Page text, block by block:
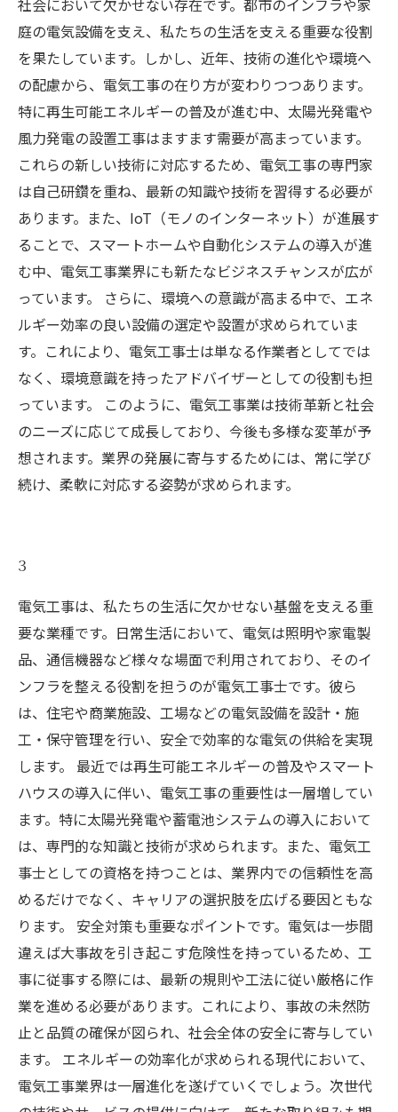
社会において欠かせない存在です。都市のインフラや家
庭の電気設備を支え、私たちの生活を支える重要な役割
を果たしています。しかし、近年、技術の進化や環境へ
の配慮から、電気工事の在り方が変わりつつあります。
特に再生可能エネルギーの普及が進む中、太陽光発電や
風力発電の設置工事はますます需要が高まっています。
これらの新しい技術に対応するため、電気工事の専門家
は自己研鑽を重ね、最新の知識や技術を習得する必要が
あります。また、IoT（モノのインターネット）が進展す
ることで、スマートホームや自動化システムの導入が進
む中、電気工事業界にも新たなビジネスチャンスが広が
っています。 さらに、環境への意識が高まる中で、エネ
ルギー効率の良い設備の選定や設置が求められていま
す。これにより、電気工事士は単なる作業者としてでは
なく、環境意識を持ったアドバイザーとしての役割も担
っています。 このように、電気工事業は技術革新と社会
のニーズに応じて成長しており、今後も多様な変革が予
想されます。業界の発展に寄与するためには、常に学び
続け、柔軟に対応する姿勢が求められます。
3
電気工事は、私たちの生活に欠かせない基盤を支える重
要な業種です。日常生活において、電気は照明や家電製
品、通信機器など様々な場面で利用されており、そのイ
ンフラを整える役割を担うのが電気工事士です。彼ら
は、住宅や商業施設、工場などの電気設備を設計・施
工・保守管理を行い、安全で効率的な電気の供給を実現
します。 最近では再生可能エネルギーの普及やスマート
ハウスの導入に伴い、電気工事の重要性は一層増してい
ます。特に太陽光発電や蓄電池システムの導入において
は、専門的な知識と技術が求められます。また、電気工
事士としての資格を持つことは、業界内での信頼性を高
めるだけでなく、キャリアの選択肢を広げる要因ともな
ります。 安全対策も重要なポイントです。電気は一歩間
違えば大事故を引き起こす危険性を持っているため、工
事に従事する際には、最新の規則や工法に従い厳格に作
業を進める必要があります。これにより、事故の未然防
止と品質の確保が図られ、社会全体の安全に寄与してい
ます。 エネルギーの効率化が求められる現代において、
電気工事業界は一層進化を遂げていくでしょう。次世代